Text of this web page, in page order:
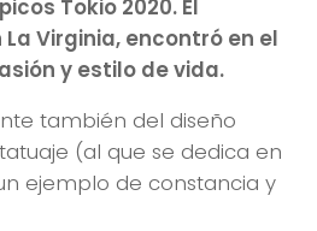
Tokio 2020. El
Virginia, encontró en el
y estilo de vida.
también del diseño
(al que se dedica en
ejemplo de constancia y